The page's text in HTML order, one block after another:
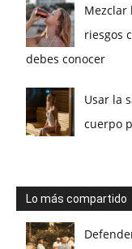
Mezclar
riesgos
debes conocer
Usar la
cuerpo
Lo más compartido